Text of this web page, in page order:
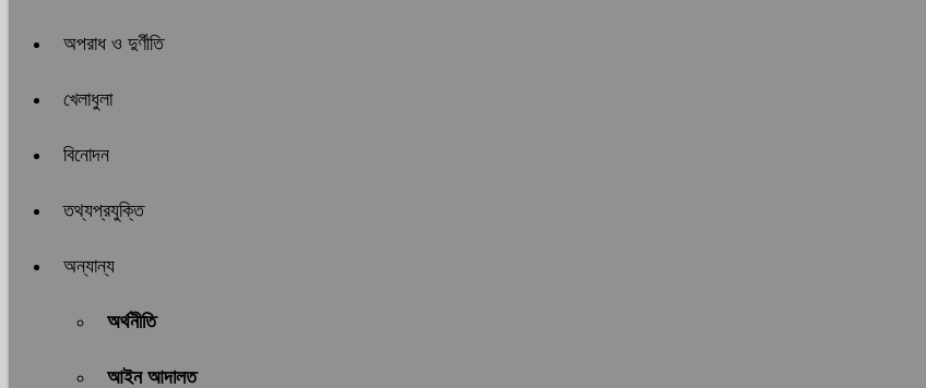
অপরাধ ও দুর্ণীতি
খেলাধুলা
বিনোদন
তথ্যপ্রযুক্তি
অন্যান্য
অর্থনীতি
আইন আদালত